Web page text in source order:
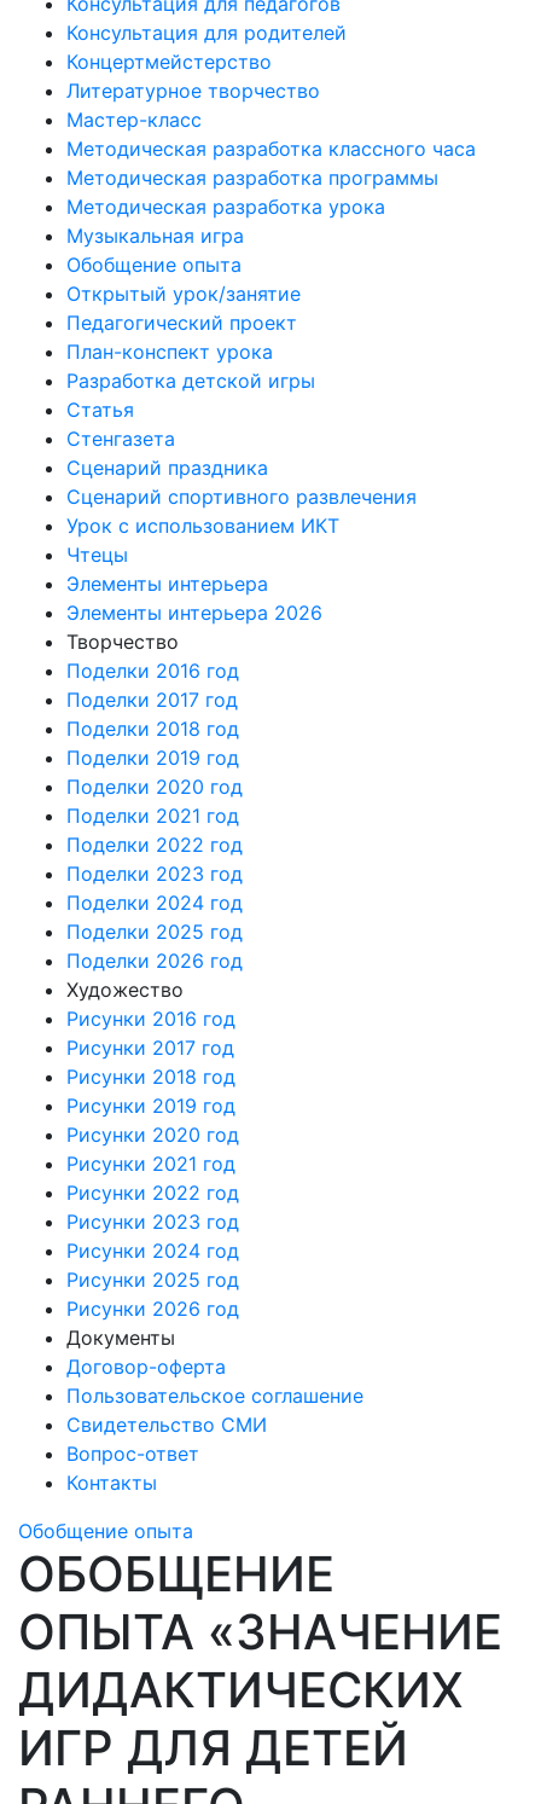
Консультация для родителей
Концертмейстерство
Литературное творчество
Мастер-класс
Методическая разработка классного часа
Методическая разработка программы
Методическая разработка урока
Музыкальная игра
Обобщение опыта
Открытый урок/занятие
Педагогический проект
План-конспект урока
Разработка детской игры
Статья
Стенгазета
Сценарий праздника
Сценарий спортивного развлечения
Урок с использованием ИКТ
Чтецы
Элементы интерьера
Элементы интерьера 2026
Творчество
Поделки 2016 год
Поделки 2017 год
Поделки 2018 год
Поделки 2019 год
Поделки 2020 год
Поделки 2021 год
Поделки 2022 год
Поделки 2023 год
Поделки 2024 год
Поделки 2025 год
Поделки 2026 год
Художество
Рисунки 2016 год
Рисунки 2017 год
Рисунки 2018 год
Рисунки 2019 год
Рисунки 2020 год
Рисунки 2021 год
Рисунки 2022 год
Рисунки 2023 год
Рисунки 2024 год
Рисунки 2025 год
Рисунки 2026 год
Документы
Договор-оферта
Пользовательское соглашение
Свидетельство СМИ
Вопрос-ответ
Контакты
Обобщение опыта
ОБОБЩЕНИЕ
ОПЫТА «ЗНАЧЕНИЕ
ДИДАКТИЧЕСКИХ
ИГР ДЛЯ ДЕТЕЙ